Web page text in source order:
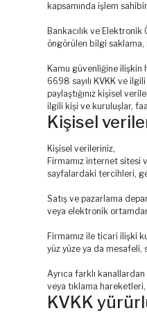
kapsamında işlem
Bankacılık ve
öngörülen bilgi
Kamu güvenliğine ilişkin
6698 sayılı KVKK ve
paylaştığınız kişisel
ilgili kişi ve kuruluşlar,
Kişisel
Kişisel verileriniz,
Firmamız internet sitesi
sayfalardaki tercihleri,
Satış ve pazarlama
veya elektronik
Firmamız ile ticari ilişki
yüz yüze ya da mesafeli,
Ayrıca farklı
veya tıklama
KVKK